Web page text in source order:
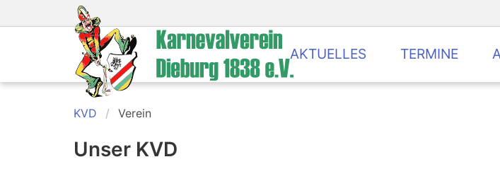
AKTUELLES TERMINE
KVD Verein
Unser KVD